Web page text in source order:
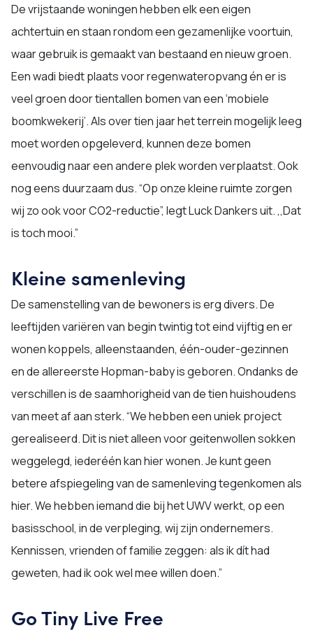
De vrijstaande woningen hebben elk een eigen
achtertuin en staan rondom een gezamenlijke voortuin,
waar gebruik is gemaakt van bestaand en nieuw groen.
Een wadi biedt plaats voor regenwateropvang én er is
veel groen door tientallen bomen van een ‘mobiele
boomkwekerij’. Als over tien jaar het terrein mogelijk leeg
moet worden opgeleverd, kunnen deze bomen
eenvoudig naar een andere plek worden verplaatst. Ook
nog eens duurzaam dus. “Op onze kleine ruimte zorgen
wij zo ook voor CO2-reductie”, legt Luck Dankers uit. ,,Dat
is toch mooi.”
Kleine samenleving
De samenstelling van de bewoners is erg divers. De
leeftijden variëren van begin twintig tot eind vijftig en er
wonen koppels, alleenstaanden, één-ouder-gezinnen
en de allereerste Hopman-baby is geboren. Ondanks de
verschillen is de saamhorigheid van de tien huishoudens
van meet af aan sterk. “We hebben een uniek project
gerealiseerd. Dit is niet alleen voor geitenwollen sokken
weggelegd, iederéén kan hier wonen. Je kunt geen
betere afspiegeling van de samenleving tegenkomen als
hier. We hebben iemand die bij het UWV werkt, op een
basisschool, in de verpleging, wij zijn ondernemers.
Kennissen, vrienden of familie zeggen: als ik dít had
geweten, had ik ook wel mee willen doen.”
Go Tiny Live Free